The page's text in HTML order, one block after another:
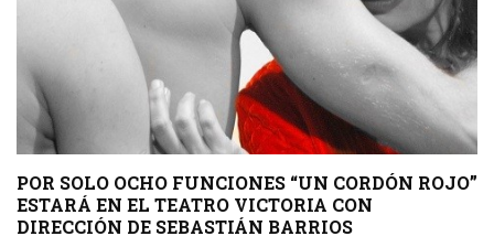
POR SOLO OCHO FUNCIONES “UN CORDÓN ROJO”
ESTARÁ EN EL TEATRO VICTORIA CON
DIRECCIÓN DE SEBASTIÁN BARRIOS